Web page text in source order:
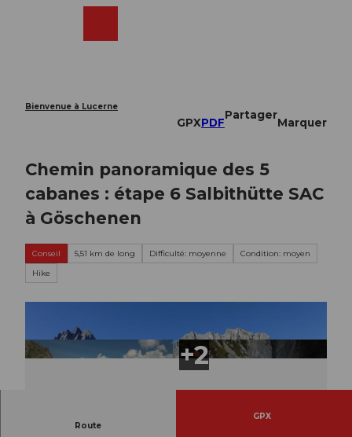
Bienvenue à Lucerne
GPXPDF
Partager
Marquer
Chemin panoramique des 5
cabanes : étape 6 Salbithütte SAC
à Göschenen
Conseil 5,51 km de long Difficulté: moyenne
Condition: moyen
Hike
Route
GPX